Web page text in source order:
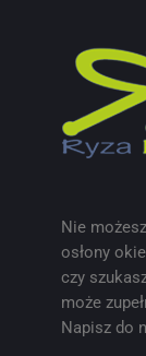
Nie
osłony
czy
może
Napisz do